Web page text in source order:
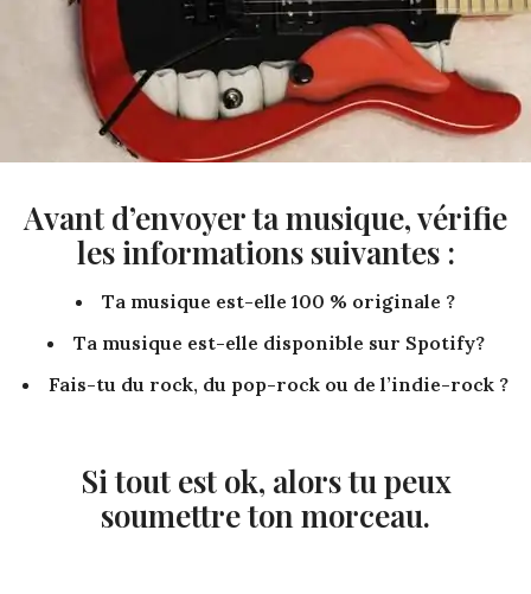
Avant d’envoyer ta musique, vérifie
les informations suivantes :
Ta musique est-elle 100 % originale ?
Ta musique est-elle disponible sur Spotify?
Fais-tu du rock, du pop-rock ou de l’indie-rock ?
Si tout est ok, alors tu peux
soumettre ton morceau.